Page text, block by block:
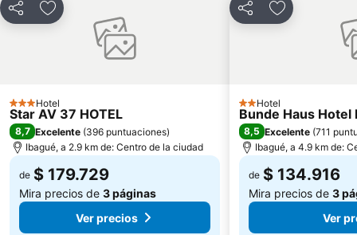
CompartirAgregar a favoritos
3 Estrellas
Hotel
Star AV 37 HOTEL
8,7 Excelente (396 puntuaciones)
Ibagué, a 2.9 km de: Centro de la ciudad
de $ 179.729
Mira precios de 3 páginas
Ver precios
CompartirAgregar a
2 Estrellas
Hotel
Bunde Haus Hotel
8,5 Excelente (711
Ibagué, a 4.9 km de:
de $ 134.916
Mira precios de 3
Ver